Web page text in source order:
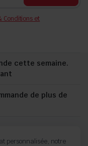
Conditions et
cette semaine.
de plus de
personnalisée, notre